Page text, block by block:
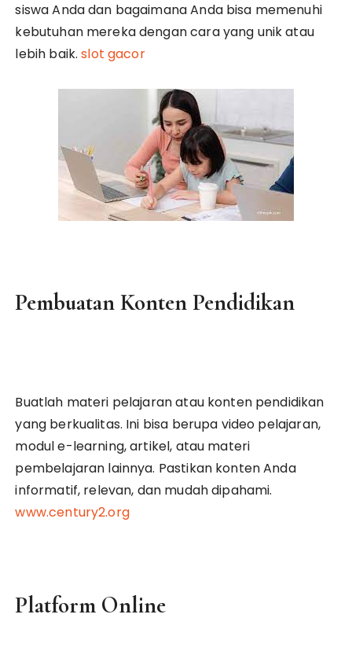
siswa Anda dan bagaimana Anda bisa memenuhi
kebutuhan mereka dengan cara yang unik atau
lebih baik.slot gacor
Pembuatan Konten Pendidikan
Buatlah materi pelajaran atau konten pendidikan
yang berkualitas. Ini bisa berupa video pelajaran,
modul e-learning, artikel, atau materi
pembelajaran lainnya. Pastikan konten Anda
informatif, relevan, dan mudah dipahami.
www.century2.org
Platform Online